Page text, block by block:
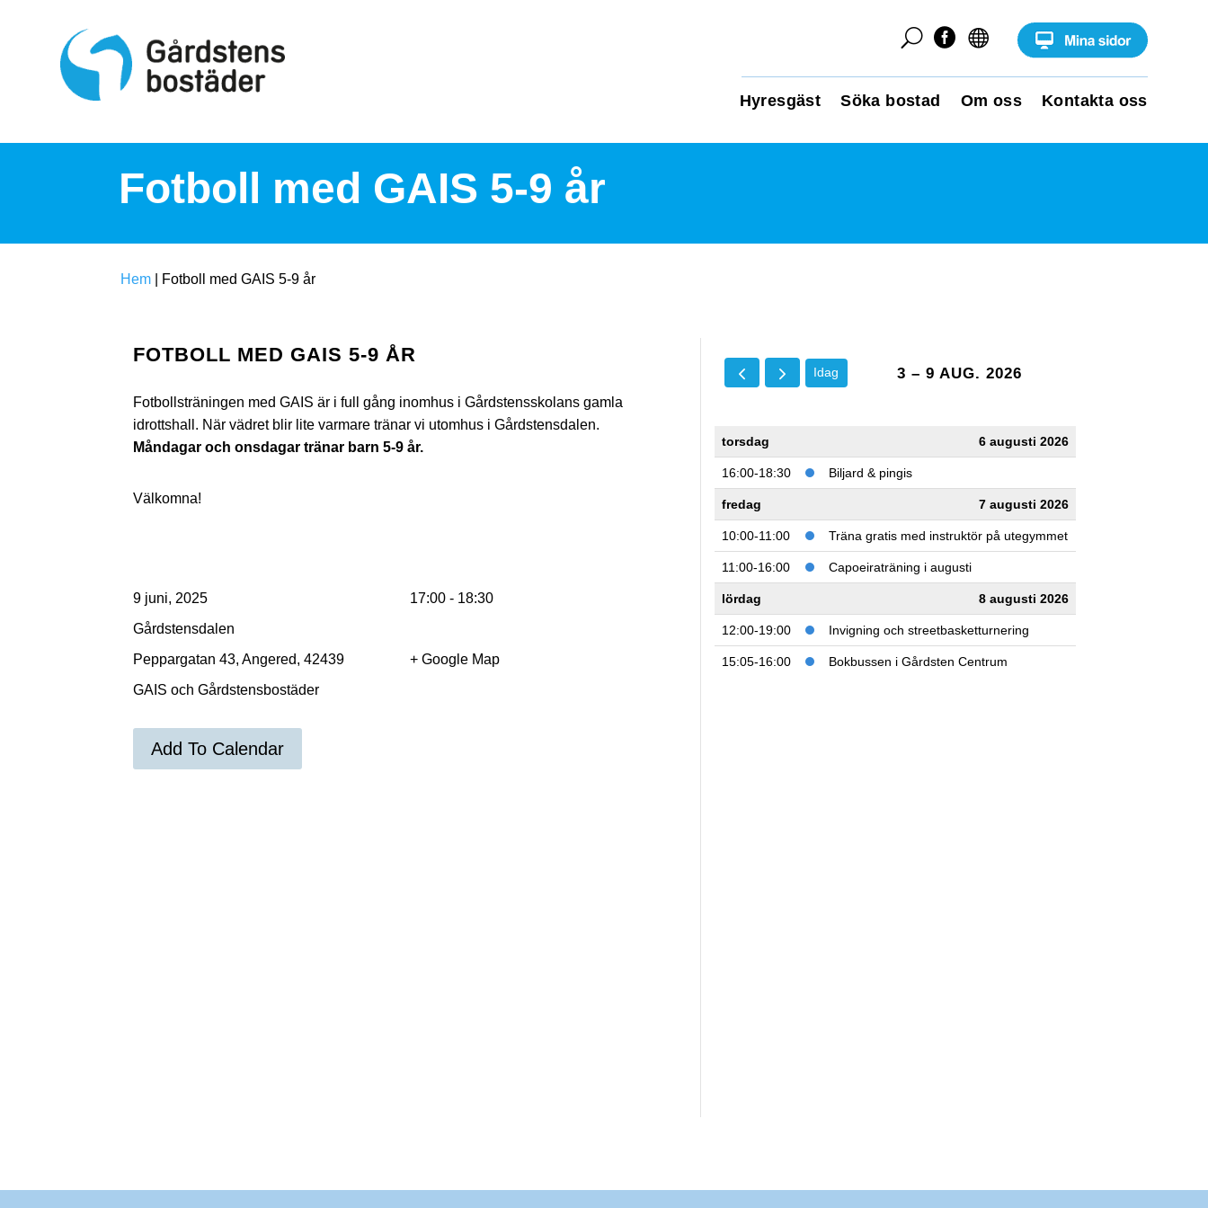


U
Hyresgäst Söka bostad Om oss Kontakta oss
Fotboll med GAIS 5-9 år
Hem Fotboll med GAIS 5-9 år
FOTBOLL MED GAIS 5-9 ÅR
Fotbollsträningen med GAIS är i full gång inomhus i Gårdstensskolans gamla
idrottshall. När vädret blir lite varmare tränar vi utomhus i Gårdstensdalen.
Måndagar och onsdagar tränar barn 5-9 år.
Välkomna!
9 juni, 2025
17:00 - 18:30
Gårdstensdalen
Peppargatan 43, Angered, 42439
+ Google Map
GAIS och Gårdstensbostäder
Add To Calendar
Idag 3 – 9 AUG. 2026
torsdag 6 augusti 2026
16:00-18:30 Biljard & pingis
fredag 7 augusti 2026
10:00-11:00 Träna gratis med instruktör på utegymmet
11:00-16:00 Capoeiraträning i augusti
lördag 8 augusti 2026
12:00-19:00 Invigning och streetbasketturnering
15:05-16:00 Bokbussen i Gårdsten Centrum